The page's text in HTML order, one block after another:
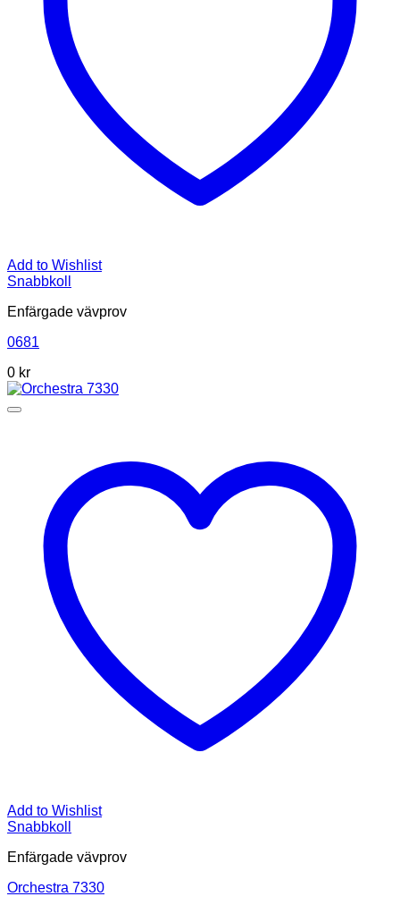
Add to Wishlist
Snabbkoll
Enfärgade vävprov
0681
0 kr
Add to Wishlist
Snabbkoll
Enfärgade vävprov
Orchestra 7330